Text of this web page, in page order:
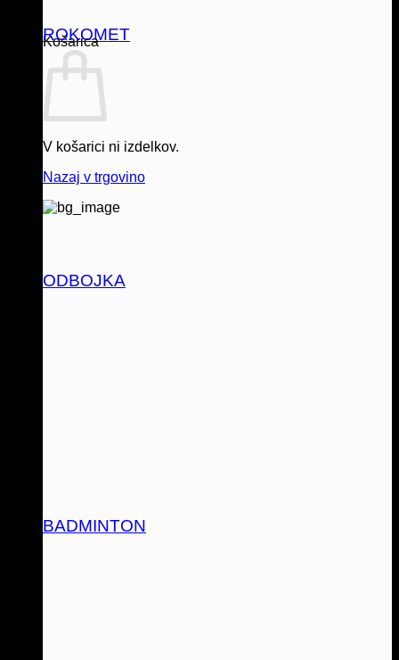
Košarica
V košarici ni izdelkov.
Nazaj v trgovino
ROKOMET
ODBOJKA
BADMINTON